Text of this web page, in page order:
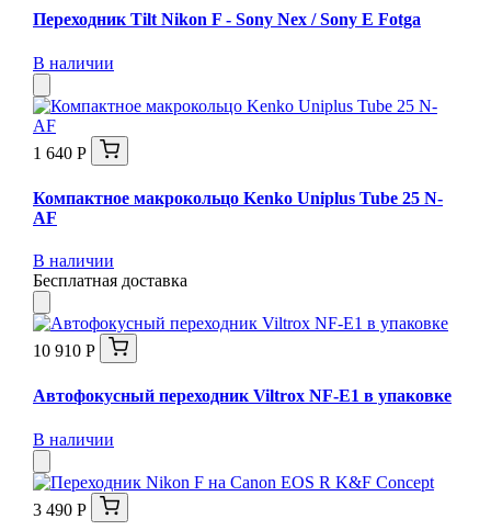
Переходник Tilt Nikon F - Sony Nex / Sony E Fotga
В наличии
1 640 Р
Компактное макрокольцо Kenko Uniplus Tube 25 N-
AF
В наличии
Бесплатная доставка
10 910 Р
Автофокусный переходник Viltrox NF-E1 в упаковке
В наличии
3 490 Р